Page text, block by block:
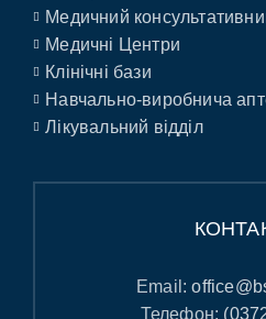
Медичний
Медичні Центри
Клінічні бази
Навчально-виробнича
Лікувальний відділ
Email:
Телефон: